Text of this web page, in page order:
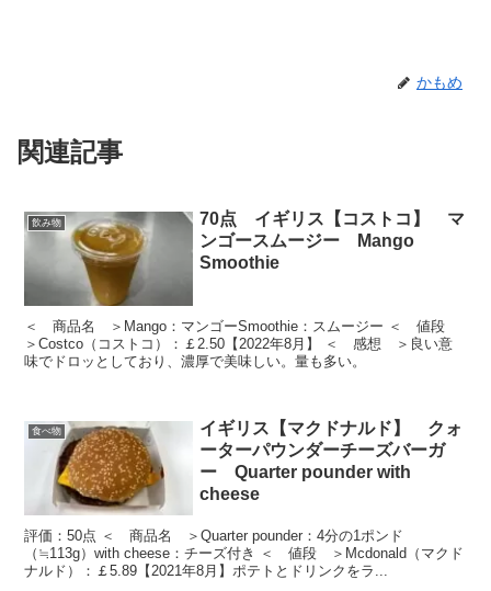
かもめ
関連記事
飲み物
70点 イギリス【コストコ】 マ
ンゴースムージー Mango
Smoothie
＜ 商品名 ＞Mango：マンゴーSmoothie：スムージー ＜ 値段
＞Costco（コストコ）：￡2.50【2022年8月】 ＜ 感想 ＞良い意
味でドロッとしており、濃厚で美味しい。量も多い。
食べ物
イギリス【マクドナルド】 クォ
ーターパウンダーチーズバーガ
ー Quarter pounder with
cheese
評価：50点 ＜ 商品名 ＞Quarter pounder：4分の1ポンド
（≒113g）with cheese：チーズ付き ＜ 値段 ＞Mcdonald（マクド
ナルド）：￡5.89【2021年8月】ポテトとドリンクをラ...